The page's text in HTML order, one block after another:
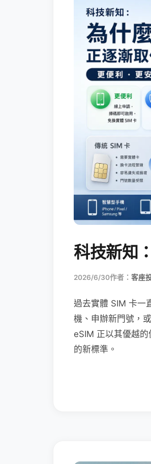
科技新知
2026/6/30作者： 客座
過去實體 SIM 卡一
機、申辦新門號，
eSIM 正以其優越
的新標準。